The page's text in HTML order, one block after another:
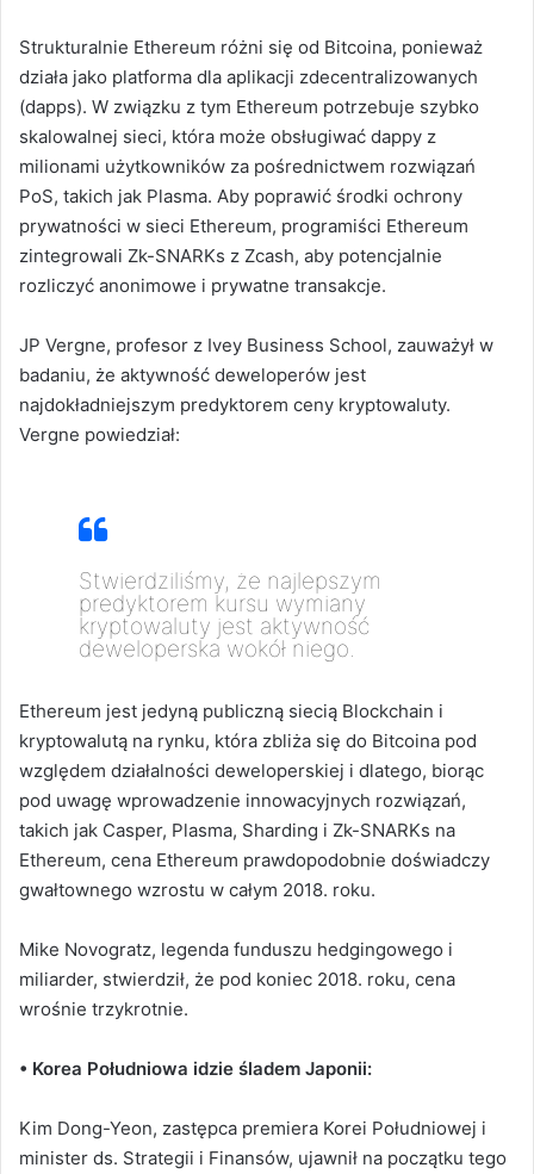
Strukturalnie Ethereum różni się od Bitcoina, ponieważ
działa jako platforma dla aplikacji zdecentralizowanych
(dapps). W związku z tym Ethereum potrzebuje szybko
skalowalnej sieci, która może obsługiwać dappy z
milionami użytkowników za pośrednictwem rozwiązań
PoS, takich jak Plasma. Aby poprawić środki ochrony
prywatności w sieci Ethereum, programiści Ethereum
zintegrowali Zk-SNARKs z Zcash, aby potencjalnie
rozliczyć anonimowe i prywatne transakcje.
JP Vergne, profesor z Ivey Business School, zauważył w
badaniu, że aktywność deweloperów jest
najdokładniejszym predyktorem ceny kryptowaluty.
Vergne powiedział:
Stwierdziliśmy, że najlepszym
predyktorem kursu wymiany
kryptowaluty jest aktywność
deweloperska wokół niego.
Ethereum jest jedyną publiczną siecią Blockchain i
kryptowalutą na rynku, która zbliża się do Bitcoina pod
względem działalności deweloperskiej i dlatego, biorąc
pod uwagę wprowadzenie innowacyjnych rozwiązań,
takich jak Casper, Plasma, Sharding i Zk-SNARKs na
Ethereum, cena Ethereum prawdopodobnie doświadczy
gwałtownego wzrostu w całym 2018. roku.
Mike Novogratz, legenda funduszu hedgingowego i
miliarder, stwierdził, że pod koniec 2018. roku, cena
wrośnie trzykrotnie.
• Korea Południowa idzie śladem Japonii:
Kim Dong-Yeon, zastępca premiera Korei Południowej i
minister ds. Strategii i Finansów, ujawnił na początku tego